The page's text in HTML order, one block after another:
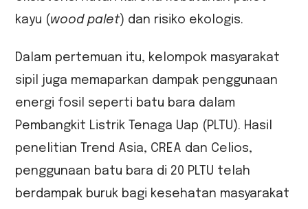
kayu (wood palet) dan risiko ekologis.
Dalam pertemuan itu, kelompok masyarakat
sipil juga memaparkan dampak penggunaan
energi fosil seperti batu bara dalam
Pembangkit Listrik Tenaga Uap (PLTU). Hasil
penelitian Trend Asia, CREA dan Celios,
penggunaan batu bara di 20 PLTU telah
berdampak buruk bagi kesehatan masyarakat